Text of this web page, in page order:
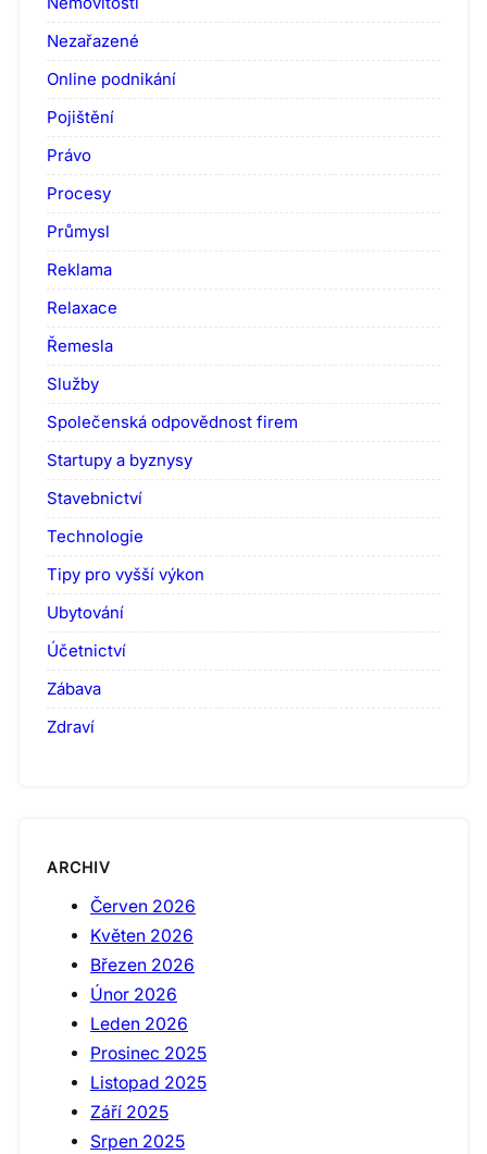
Nezařazené
Online podnikání
Pojištění
Právo
Procesy
Průmysl
Reklama
Relaxace
Řemesla
Služby
Společenská odpovědnost firem
Startupy a byznysy
Stavebnictví
Technologie
Tipy pro vyšší výkon
Ubytování
Účetnictví
Zábava
Zdraví
ARCHIV
Červen 2026
Květen 2026
Březen 2026
Únor 2026
Leden 2026
Prosinec 2025
Listopad 2025
Září 2025
Srpen 2025